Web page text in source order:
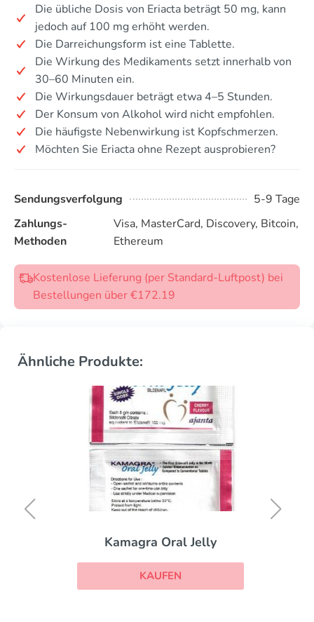
Die übliche Dosis von Eriacta beträgt 50 mg, kann
jedoch auf 100 mg erhöht werden.
Die Darreichungsform ist eine Tablette.
Die Wirkung des Medikaments setzt innerhalb von
30–60 Minuten ein.
Die Wirkungsdauer beträgt etwa 4–5 Stunden.
Der Konsum von Alkohol wird nicht empfohlen.
Die häufigste Nebenwirkung ist Kopfschmerzen.
Möchten Sie Eriacta ohne Rezept ausprobieren?
Sendungsverfolgung
5-9 Tage
Zahlungs-
Methoden
Visa, MasterCard, Discovery, Bitcoin,
Ethereum
Kostenlose Lieferung (per Standard-Luftpost) bei
Bestellungen über €172.19
Ähnliche Produkte:
Kamagra Oral Jelly
KAUFEN